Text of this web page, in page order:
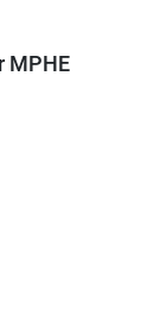
MPHE